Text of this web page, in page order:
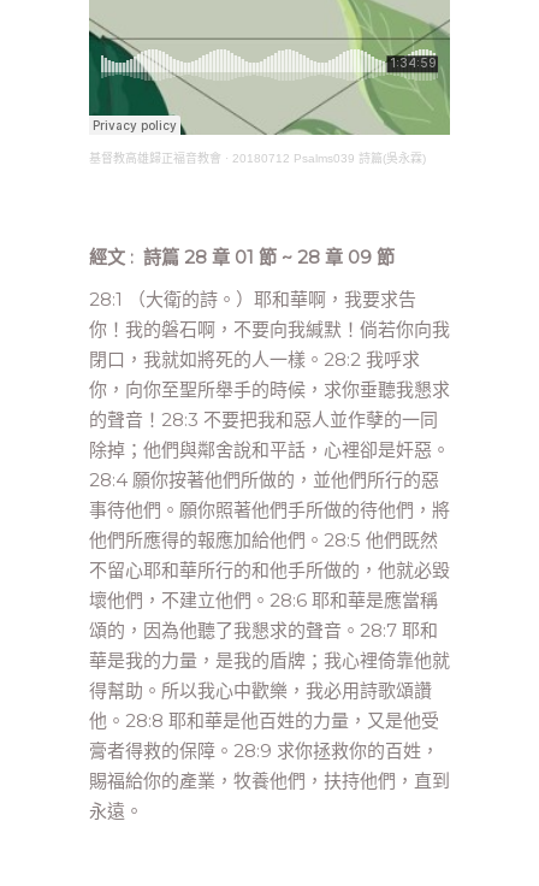
基督教高雄歸正福音教會 · 20180712 Psalms039 詩篇(吳永霖)
經文 : 詩篇 28 章 01 節 ~ 28 章 09 節
28:1 （大衛的詩。）耶和華啊，我要求告
你！我的磐石啊，不要向我緘默！倘若你向我
閉口，我就如將死的人一樣。28:2 我呼求
你，向你至聖所舉手的時候，求你垂聽我懇求
的聲音！28:3 不要把我和惡人並作孽的一同
除掉；他們與鄰舍說和平話，心裡卻是奸惡。
28:4 願你按著他們所做的，並他們所行的惡
事待他們。願你照著他們手所做的待他們，將
他們所應得的報應加給他們。28:5 他們既然
不留心耶和華所行的和他手所做的，他就必毀
壞他們，不建立他們。28:6 耶和華是應當稱
頌的，因為他聽了我懇求的聲音。28:7 耶和
華是我的力量，是我的盾牌；我心裡倚靠他就
得幫助。所以我心中歡樂，我必用詩歌頌讚
他。28:8 耶和華是他百姓的力量，又是他受
膏者得救的保障。28:9 求你拯救你的百姓，
賜福給你的產業，牧養他們，扶持他們，直到
永遠。